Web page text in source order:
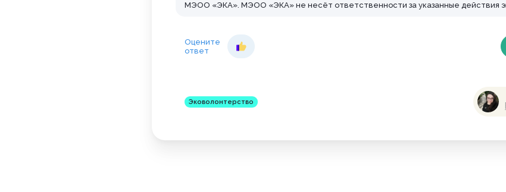
МЭОО «ЭКА». МЭОО «ЭКА» не несёт ответственности за указанные действия
Оцените
ответ
Эковолонтерство